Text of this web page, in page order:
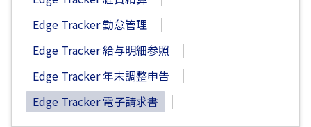
Edge Tracker 勤怠管理
Edge Tracker 給与明細参照
Edge Tracker 年末調整申告
Edge Tracker 電子請求書